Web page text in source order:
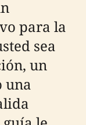
para la
sea
un
una